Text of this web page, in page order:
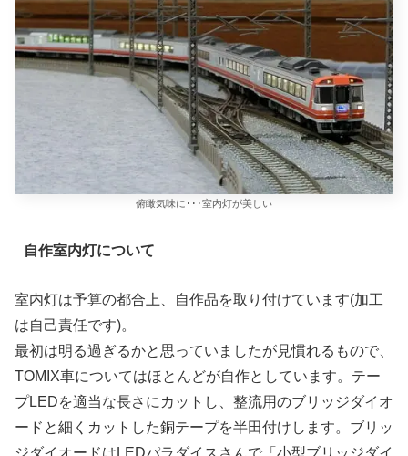
俯瞰気味に･･･室内灯が美しい
自作室内灯について
室内灯は予算の都合上、自作品を取り付けています(加工
は自己責任です)。
最初は明る過ぎるかと思っていましたが見慣れるもので、
TOMIX車についてはほとんどが自作としています。テー
プLEDを適当な長さにカットし、整流用のブリッジダイオ
ードと細くカットした銅テープを半田付けします。ブリッ
ジダイオードはLEDパラダイスさんで「小型ブリッジダイ